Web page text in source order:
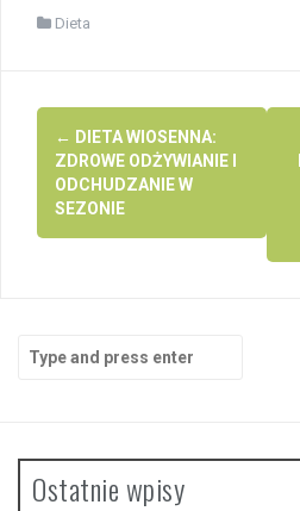
Dieta
Post
navigation
← DIETA WIOSENNA:
ZDROWE ODŻYWIANIE I
ODCHUDZANIE W
SEZONIE
for:
Ostatnie wpisy